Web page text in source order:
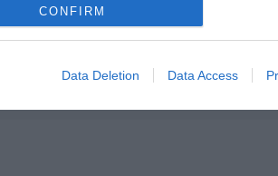
CONFIRM
Data Deletion Data Access
Pinterest